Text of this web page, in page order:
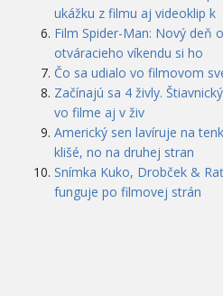
ukážku z filmu aj videoklip k
Film Spider-Man: Nový deň
otváracieho víkendu si ho
Čo sa udialo vo filmovom
Začínajú sa 4 živly.
vo filme aj v živ
Americký sen lavíruje na
klišé, no na druhej stran
Snímka Kuko, Drobček &
funguje po filmovej strán